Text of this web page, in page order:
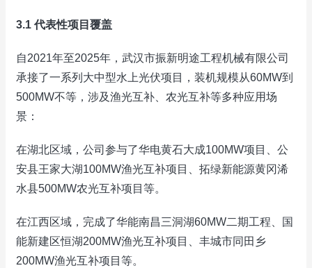
3.1 代表性项目覆盖
自2021年至2025年，武汉市振新明途工程机械有限公司
承接了一系列大中型水上光伏项目，装机规模从60MW到
500MW不等，涉及渔光互补、农光互补等多种应用场
景：
在湖北区域，公司参与了华电黄石大成100MW项目、公
安县王家大湖100MW渔光互补项目、拓绿新能源黄冈浠
水县500MW农光互补项目等。
在江西区域，完成了华能南昌三洞湖60MW二期工程、国
能新建区恒湖200MW渔光互补项目、丰城市同田乡
200MW渔光互补项目等。